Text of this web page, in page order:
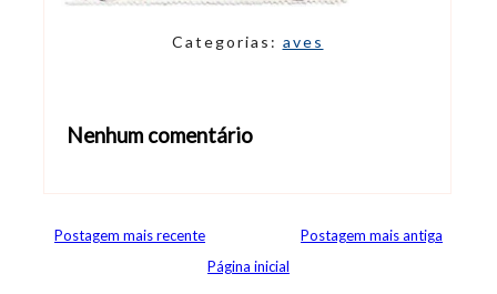
Categorias: aves
Nenhum comentário
Postagem mais recente
Postagem mais antiga
Página inicial